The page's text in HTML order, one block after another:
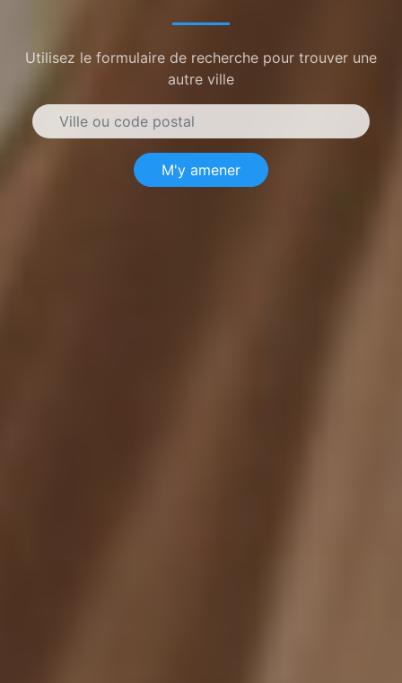
Utilisez le formulaire de recherche pour trouver une
autre ville
M'y amener